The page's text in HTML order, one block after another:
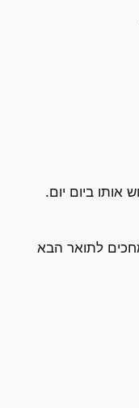
אותו ביום יום.
לתואר הבא